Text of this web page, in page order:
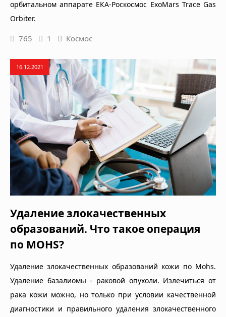
орбитальном аппарате ЕКА-Роскосмос ExoMars Trace Gas
Orbiter.
765 1 Космос
16.12.2021
Удаление злокачественных
образований. Что такое операция
по MOHS?
Удаление злокачественных образований кожи по Mohs.
Удаление базалиомы - раковой опухоли. Излечиться от
рака кожи можно, но только при условии качественной
диагностики и правильного удаления злокачественного